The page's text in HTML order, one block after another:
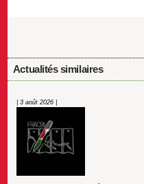
Actualités similaires
| 3 août 2026 |